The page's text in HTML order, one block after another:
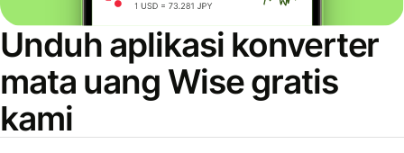
Unduh aplikasi konverter
mata uang Wise gratis
kami